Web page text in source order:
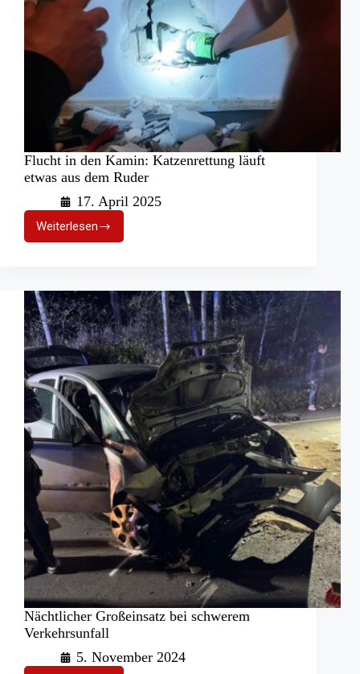
Flucht in den Kamin: Katzenrettung läuft
etwas aus dem Ruder
17. April 2025
Weiterlesen
Flucht
in
Katzenrettung
läuft
etwas
aus
dem
Ruder
Nächtlicher Großeinsatz bei schwerem
Verkehrsunfall
5. November 2024